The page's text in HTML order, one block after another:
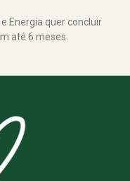
Energia quer concluir
até 6 meses.